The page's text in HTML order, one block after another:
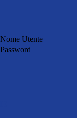
Nome Utente
Password